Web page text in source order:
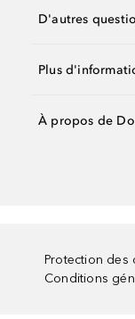
D'autres
Plus
À propos de
Protection des
Conditions